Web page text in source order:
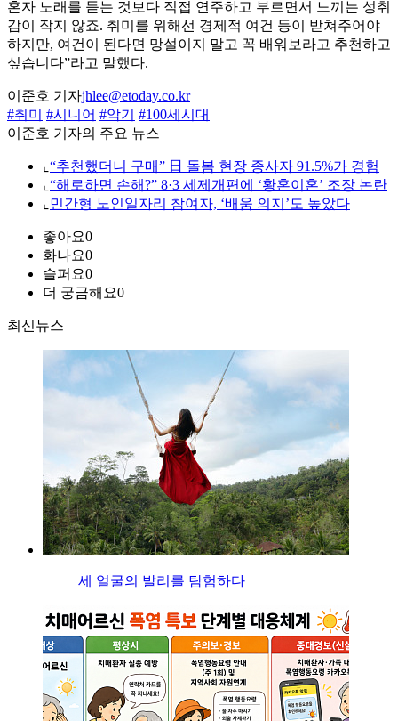
혼자 노래를 듣는 것보다 직접 연주하고 부르면서 느끼는 성취
감이 작지 않죠. 취미를 위해선 경제적 여건 등이 받쳐주어야
하지만, 여건이 된다면 망설이지 말고 꼭 배워보라고 추천하고
싶습니다”라고 말했다.
이준호 기자jhlee@etoday.co.kr
#취미
#시니어 #악기
#100세시대
이준호 기자의 주요 뉴스
⌞ “추천했더니 구매” 日 돌봄 현장 종사자 91.5%가 경험
⌞ “해로하면 손해?” 8·3 세제개편에 ‘황혼이혼’ 조장 논란
⌞ 민간형 노인일자리 참여자, ‘배움 의지’도 높았다
좋아요0
화나요0
슬퍼요0
더 궁금해요0
최신뉴스
세 얼굴의 발리를 탐험하다